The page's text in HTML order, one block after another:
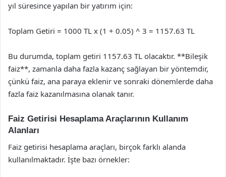
yıl süresince yapılan bir yatırım için:
Toplam Getiri = 1000 TL x (1 + 0.05) ^ 3 = 1157.63 TL
Bu durumda, toplam getiri 1157.63 TL olacaktır. **Bileşik
faiz**, zamanla daha fazla kazanç sağlayan bir yöntemdir,
çünkü faiz, ana paraya eklenir ve sonraki dönemlerde daha
fazla faiz kazanılmasına olanak tanır.
Faiz Getirisi Hesaplama Araçlarının Kullanım
Alanları
Faiz getirisi hesaplama araçları, birçok farklı alanda
kullanılmaktadır. İşte bazı örnekler: